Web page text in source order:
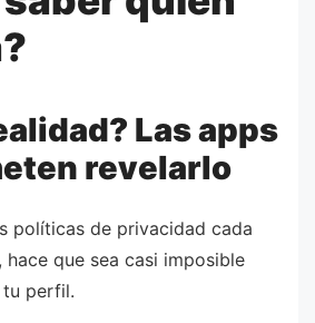
Las apps
revelarlo
políticas de privacidad cada
que sea casi imposible
tu perfil.